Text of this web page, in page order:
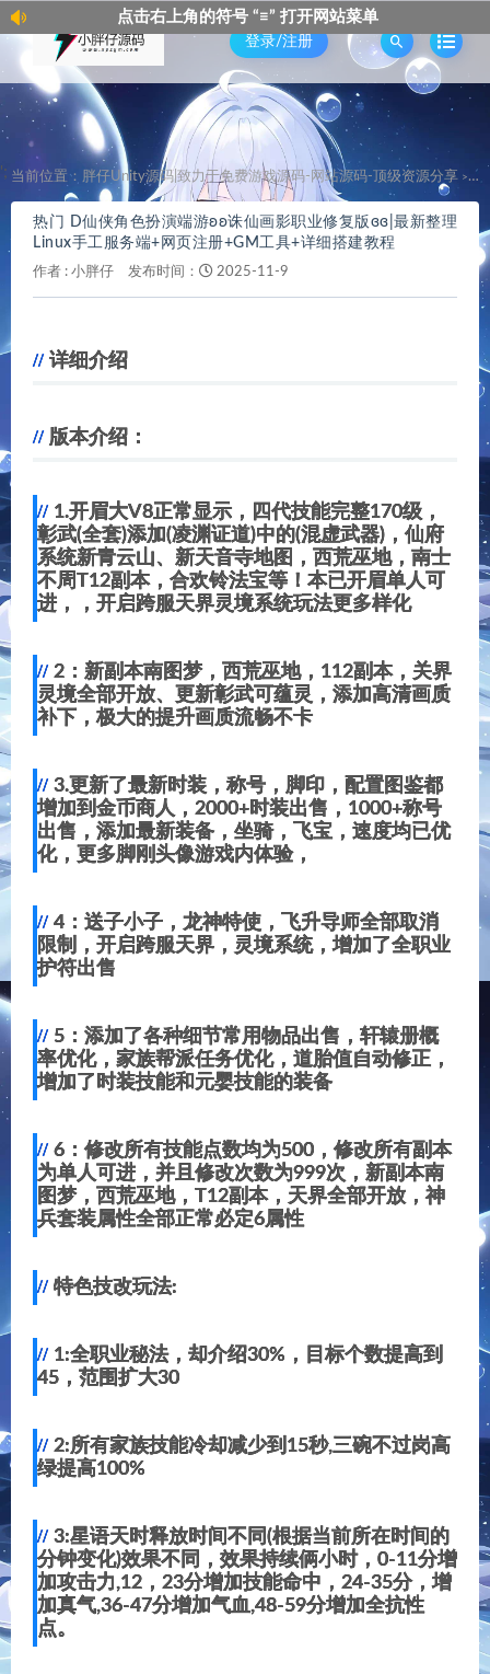
击右上角的符号 “≡” 打开网站菜单
登录/注册
'; 当前位置： 胖仔Unity源码|致力于免费游戏源码-网站源码-顶级资源分享 > 热
热门 D仙侠角色扮演端游ʚʚ诛仙画影职业修复版ɞɞ|最新整理
Linux手工服务端+网页注册+GM工具+详细搭建教程
作者 : 小胖仔 发布时间： 2025-11-9
详细介绍
版本介绍：
1.开眉大V8正常显示，四代技能完整170级，
彰武(全套)添加(凌渊证道)中的(混虚武器)，仙府
系统新青云山、新天音寺地图，西荒巫地，南士
不周T12副本，合欢铃法宝等！本已开眉单人可
进，，开启跨服天界灵境系统玩法更多样化
2：新副本南图梦，西荒巫地，112副本，关界
灵境全部开放、更新彰武可蕴灵，添加高清画质
补下，极大的提升画质流畅不卡
3.更新了最新时装，称号，脚印，配置图鉴都
增加到金币商人，2000+时装出售，1000+称号
出售，添加最新装备，坐骑，飞宝，速度均已优
化，更多脚刚头像游戏内体验，
4：送子小子，龙神特使，飞升导师全部取消
限制，开启跨服天界，灵境系统，增加了全职业
护符出售
5：添加了各种细节常用物品出售，轩辕册概
率优化，家族帮派任务优化，道胎值自动修正，
增加了时装技能和元婴技能的装备
6：修改所有技能点数均为500，修改所有副本
为单人可进，并且修改次数为999次，新副本南
图梦，西荒巫地，T12副本，天界全部开放，神
兵套装属性全部正常必定6属性
特色技改玩法:
1:全职业秘法，却介绍30%，目标个数提高到
45，范围扩大30
2:所有家族技能冷却减少到15秒,三碗不过岗高
绿提高100%
3:星语天时释放时间不同(根据当前所在时间的
分钟变化)效果不同，效果持续俩小时，0-11分增
加攻击力,12，23分增加技能命中，24-35分，增
加真气,36-47分增加气血,48-59分增加全抗性
点。